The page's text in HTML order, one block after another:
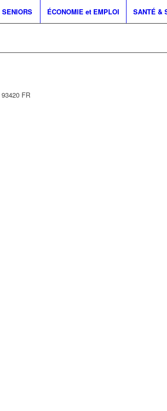
SENIORS ÉCONOMIE et EMPLOI SANTÉ &
93420 FR